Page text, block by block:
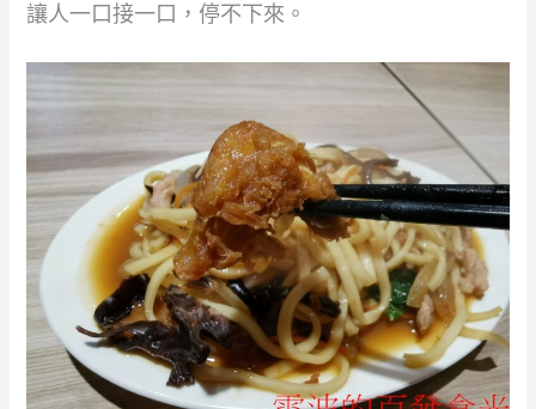
讓人一口接一口，停不下來。